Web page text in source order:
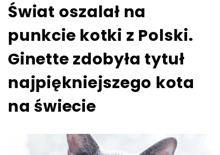
Świat oszalał na
punkcie kotki z Polski.
Ginette zdobyła tytuł
najpiękniejszego kota
na świecie